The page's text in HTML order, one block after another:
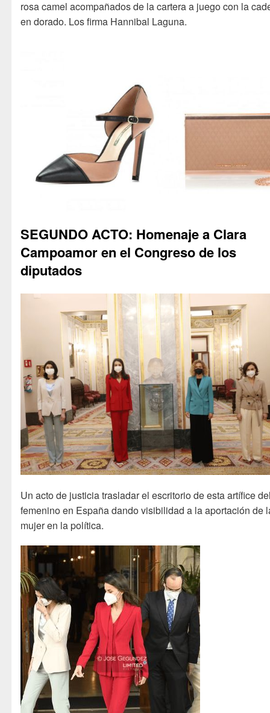
rosa camel acompañados de la cartera a juego con la
en dorado. Los firma Hannibal Laguna.
SEGUNDO ACTO: Homenaje a Clara
Campoamor en el Congreso de los
diputados
Un acto de justicia trasladar el escritorio de esta artífice
femenino en España dando visibilidad a la aportación de
mujer en la política.